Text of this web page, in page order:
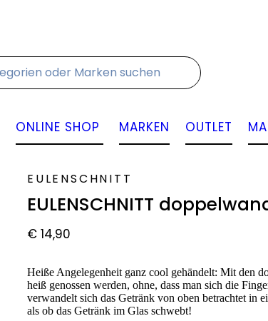
ONLINE SHOP MARKEN OUTLET
EULENSCHNITT
EULENSCHNITT
€ 14,90
Heiße Angelegenheit ganz cool gehändelt: Mit den
heiß genossen werden, ohne, dass man sich die
verwandelt sich das Getränk von oben betrachtet in
als ob das Getränk im Glas schwebt!